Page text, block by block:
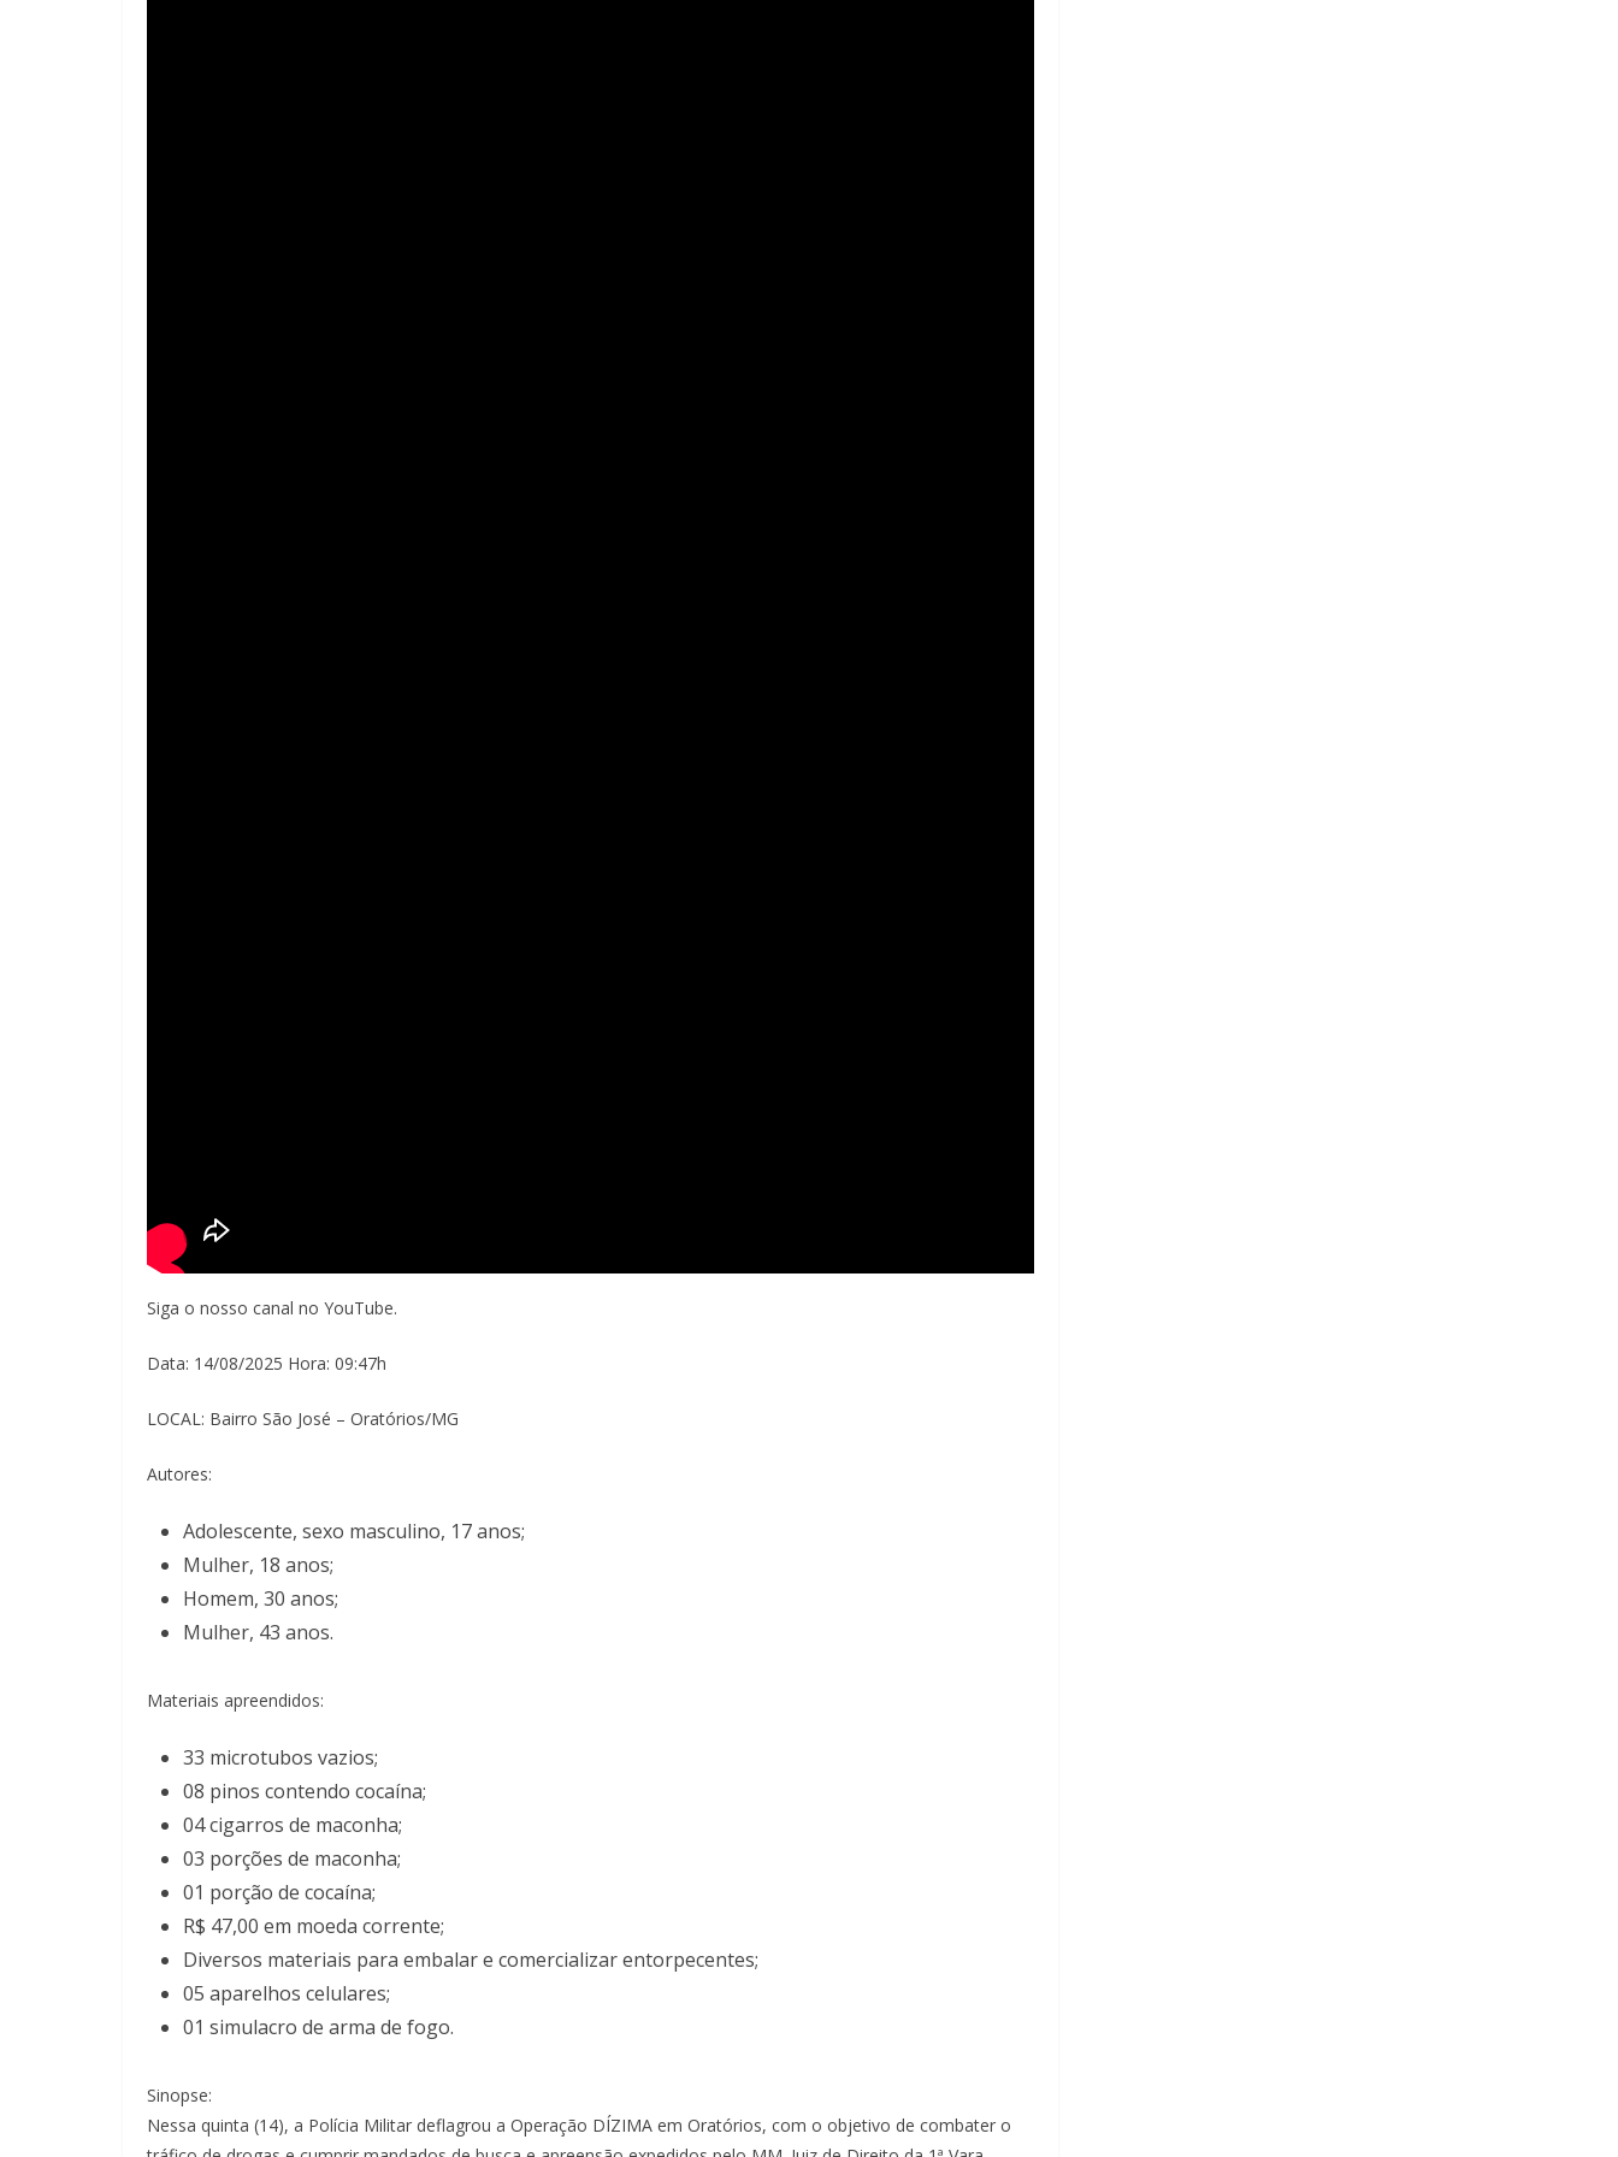
Siga o nosso canal no YouTube.
Data: 14/08/2025 Hora: 09:47h
LOCAL: Bairro São José – Oratórios/MG
Autores:
Adolescente, sexo masculino, 17 anos;
Mulher, 18 anos;
Homem, 30 anos;
Mulher, 43 anos.
Materiais apreendidos:
33 microtubos vazios;
08 pinos contendo cocaína;
04 cigarros de maconha;
03 porções de maconha;
01 porção de cocaína;
R$ 47,00 em moeda corrente;
Diversos materiais para embalar e comercializar entorpecentes;
05 aparelhos celulares;
01 simulacro de arma de fogo.
Sinopse:
Nessa quinta (14), a Polícia Militar deflagrou a Operação DÍZIMA em Oratórios, com o objetivo de combater o